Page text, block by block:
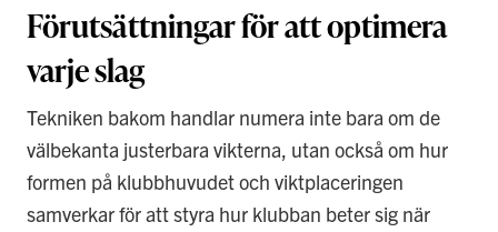
Förutsättningar för att optimera
varje slag
Tekniken bakom handlar numera inte bara om de
välbekanta justerbara vikterna, utan också om hur
formen på klubbhuvudet och viktplaceringen
samverkar för att styra hur klubban beter sig när